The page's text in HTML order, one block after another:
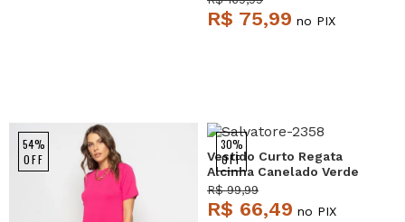
R$ 75,99 no PIX
54%
OFF
30%
OFF
Vestido Curto Regata
Alcinha Canelado Verde
Salvatore
R$ 99,99
R$ 66,49 no PIX